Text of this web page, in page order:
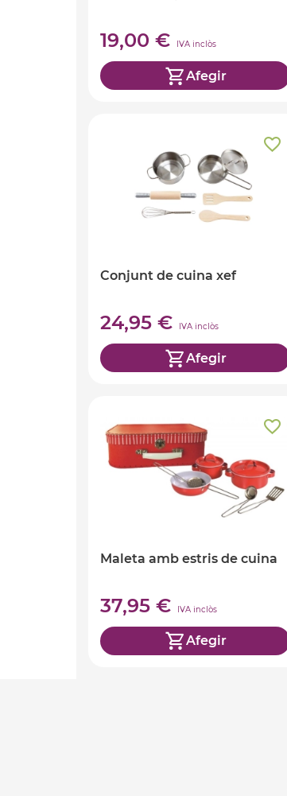
19,00 € IVA inclòs
Afegir
Conjunt de cuina xef
24,95 € IVA inclòs
Afegir
Maleta amb estris de cuina
37,95 € IVA inclòs
Afegir